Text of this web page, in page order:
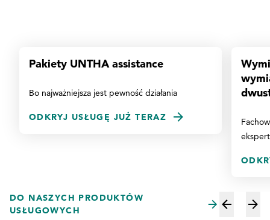
Pakiety UNTHA assistance
Bo najważniejsza jest pewność działania
ODKRYJ USŁUGĘ JUŻ TERAZ
DO NASZYCH PRODUKTÓW
USŁUGOWYCH